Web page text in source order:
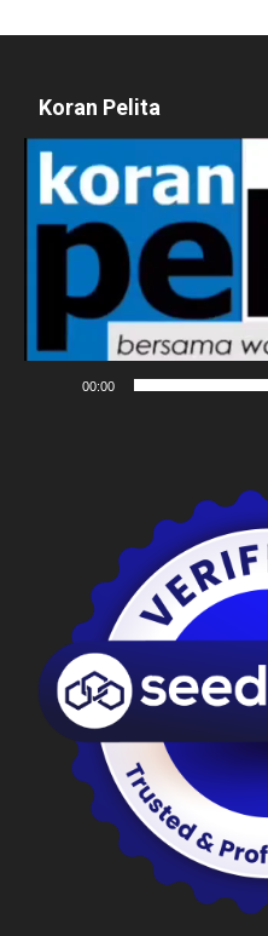
Koran Pelita
Pemutar
Video
00:00